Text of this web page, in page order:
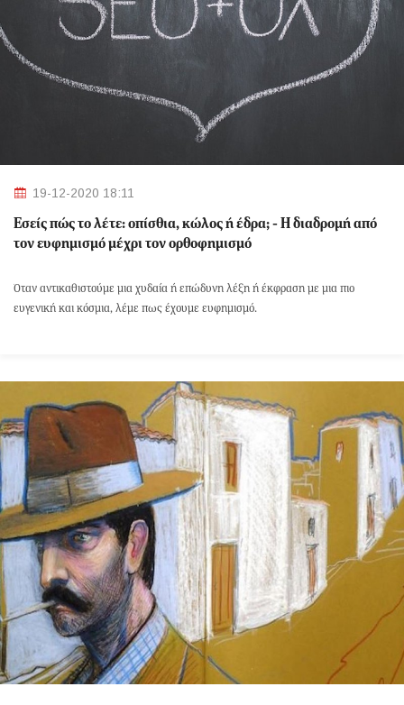
19-12-2020 18:11
Εσείς πώς το λέτε: οπίσθια, κώλος ή έδρα; - H διαδρομή από
τον ευφημισμό μέχρι τον ορθοφημισμό
Όταν αντικαθιστούμε μια χυδαία ή επώδυνη λέξη ή έκφραση με μια πιο
ευγενική και κόσμια, λέμε πως έχουμε ευφημισμό.